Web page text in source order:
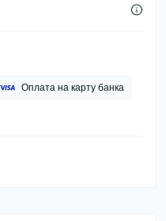
Оплата на карту банка